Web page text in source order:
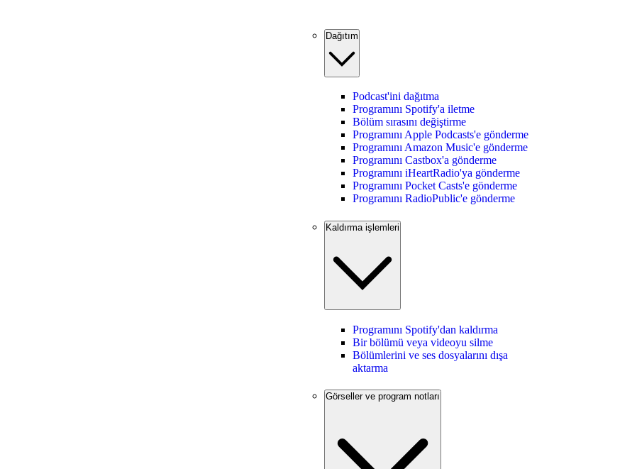
Dağıtım
Podcast'ini dağıtma
Programını Spotify'a iletme
Bölüm sırasını değiştirme
Programını Apple Podcasts'e gönderme
Programını Amazon Music'e gönderme
Programını Castbox'a gönderme
Programını iHeartRadio'ya gönderme
Programını Pocket Casts'e gönderme
Programını RadioPublic'e gönderme
Kaldırma işlemleri
Programını Spotify'dan kaldırma
Bir bölümü veya videoyu silme
Bölümlerini ve ses dosyalarını dışa
aktarma
Görseller ve program notları